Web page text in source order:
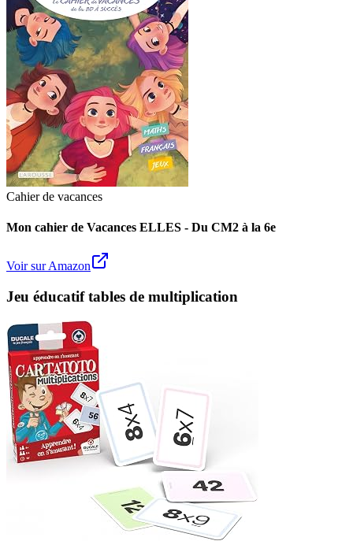
Cahier de vacances
Mon cahier de Vacances ELLES - Du CM2 à la 6e
Voir sur Amazon
Jeu éducatif tables de multiplication